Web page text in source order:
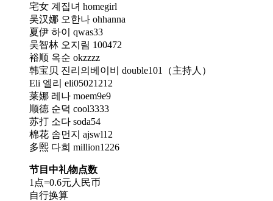
宅女 계집녀 homegirl
吴汉娜 오한나 ohhanna
夏伊 하이 qwas33
吴智林 오지림 100472
裕顺 옥순 okzzzz
韩宝贝 진리의베이비 double101（主持人）
Eli 엘리 eli05021212
莱娜 레나 moem9e9
顺德 순덕 cool3333
苏打 소다 soda54
棉花 솜먼지 ajswl12
多熙 다희 million1226
节目中礼物点数
1点=0.6元人民币
自行换算